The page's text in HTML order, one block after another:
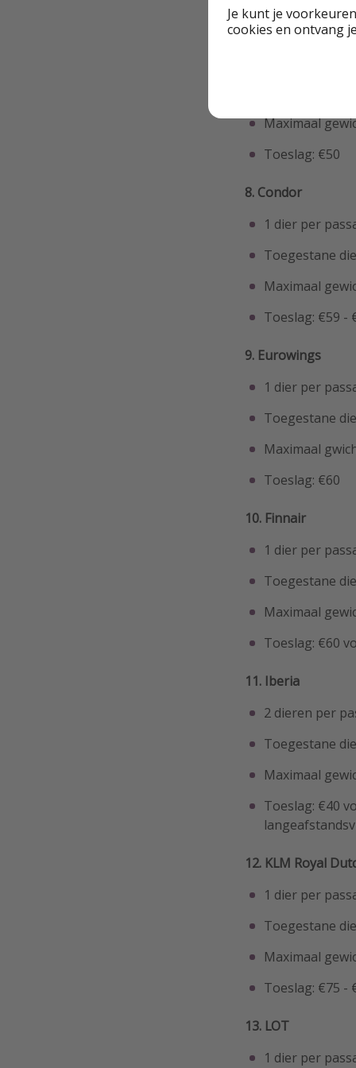
7. Austrian Airlines
Maximaal
Toeslag: €50
8. Condor
1 dier per
Toegestane
Maximaal
Toeslag: €59 -
9. Eurowings
1 dier per
Toegestane
Maximaal
Toeslag: €60
10. Finnair
1 dier per
Toegestane
Maximaal
Toeslag: €60
11. Iberia
2 dieren per
Toegestane
Maximaal
Toeslag: €40
12. KLM Royal
1 dier per
Toegestane
Maximaal
Toeslag: €75 -
13. LOT
1 dier per
Je kunt je
cookies en ontvang